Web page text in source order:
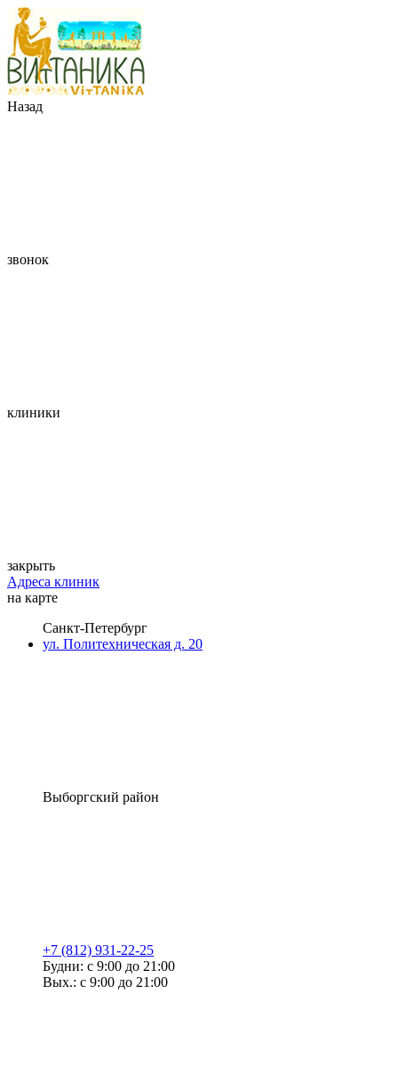
Назад
звонок
клиники
закрыть
Адреса клиник
на карте
Санкт-Петербург
ул. Политехническая д. 20
Выборгский район
+7 (812) 931-22-25
Будни: с 9:00 до 21:00
Вых.: с 9:00 до 21:00